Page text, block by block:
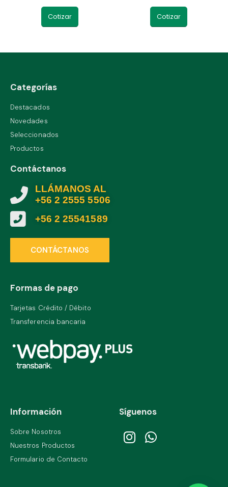
Cotizar Cotizar
Categorías
Destacados
Novedades
Seleccionados
Productos
Contáctanos
LLÁMANOS AL
+56 2 2555 5506
+56 2 25541589
CONTÁCTANOS
Formas de pago
Tarjetas Crédito / Débito
Transferencia bancaria
Información
Sobre Nosotros
Nuestros Productos
Formulario de Contacto
Síguenos